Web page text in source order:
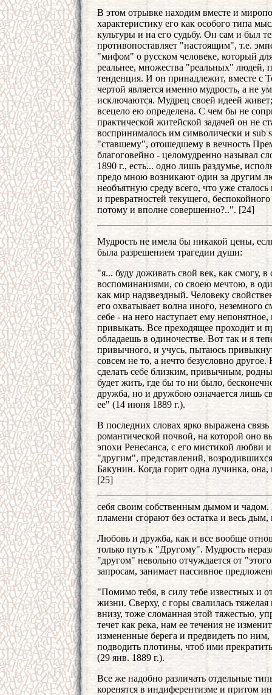
В этом отрывке находим вместе и
характеристику его как особого типа
культуры и на его судьбу. Он сам и был
противопоставляет "настоящим", т.е.
"мифом" о русском человеке, который
реальнее, множества "реальных" людей,
тенденция. И он принадлежит, вместе с
чертой является именно мудрость, а не
исключаются. Мудрец своей идеей
всецело ею определена. С чем бы не
практической житейской задачей он не
воспринималось им символически и sub
"ставшему", отошедшему в вечность
благоговейно - целомудренно называл
1890 г., есть... одно лишь раздумье,
предо мною возникают один за другим
необъятную среду всего, что уже
и превратностей текущего,
потому и вполне совершенно?..". [24]
Мудрость не имела бы никакой цены,
была разрешением трагедии души:
"я... буду доживать свой век, как смогу,
воспоминаниями, со своею мечтою, в
как мир надзвездный. Человеку
его охватывает волна иного, неземного
себе - на него наступает ему
привыкать. Все преходящее проходит и
обладаешь в одиночестве. Вот так и я
привычного, и учусь, пытаюсь
совсем не то, а нечто безусловно
сделать себе близким, привычным,
будет жить, где бы то ни было,
дружба, но и дружбою означается лишь
ее" (14 июня 1889 г.).
В последних словах ярко выражена
романтической почвой, на которой оно
эпохи Ренесанса, с его мистикой
"другим", представлений,
Бакунин. Когда горит одна лучинка,
[25]
себя своим собственным дымом и чадом.
пламени сгорают без остатка и весь дым,
Любовь и дружба, как и все вообще
только путь к "Другому". Мудрость
"другом" невольно отчуждается от
запросам, занимает пассивное
"Помимо тебя, в силу тебе известных и
жизни. Сверху, с горы свалилась
внизу, тоже сломанная этой тяжестью,
течет как река, нам ее течения не
измененные берега и предвидеть по ним,
подводить плотины, чтоб ими
(29 янв. 1889 г.).
Все же надобно различать отдельные
коренятся в индиферентизме и притом